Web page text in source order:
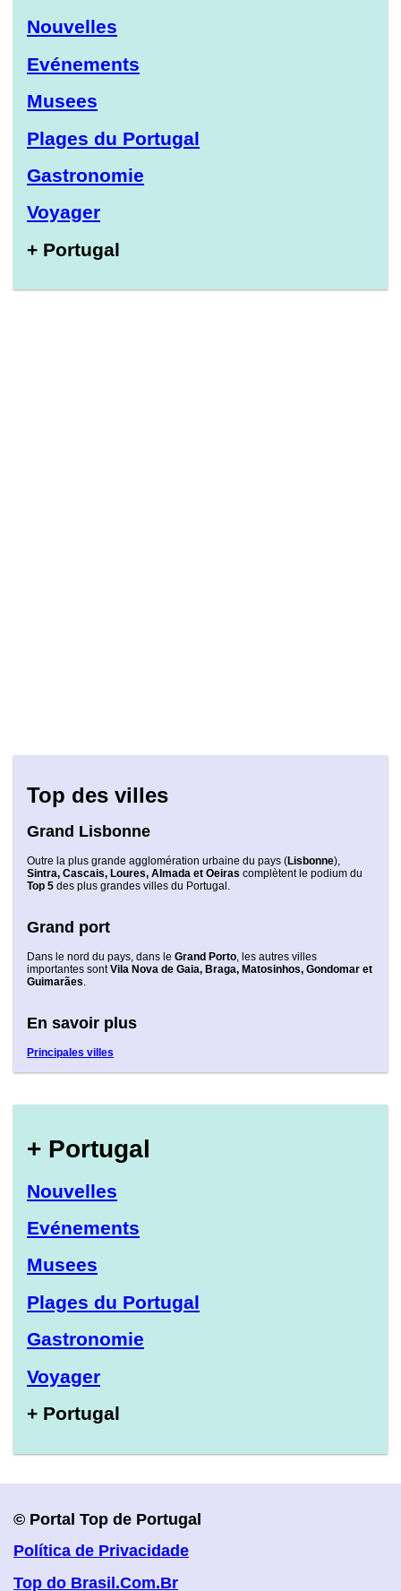
Nouvelles
Evénements
Musees
Plages du Portugal
Gastronomie
Voyager
+ Portugal
Top des villes
Grand Lisbonne
Outre la plus grande agglomération urbaine du pays (Lisbonne),
Sintra, Cascais, Loures, Almada et Oeiras complètent le podium du
Top 5 des plus grandes villes du Portugal.
Grand port
Dans le nord du pays, dans le Grand Porto, les autres villes
importantes sontVila Nova de Gaia, Braga, Matosinhos, Gondomar et
Guimarães.
En savoir plus
Principales villes
+ Portugal
Nouvelles
Evénements
Musees
Plages du Portugal
Gastronomie
Voyager
+ Portugal
© Portal Top de Portugal
Política de Privacidade
Top do Brasil.Com.Br